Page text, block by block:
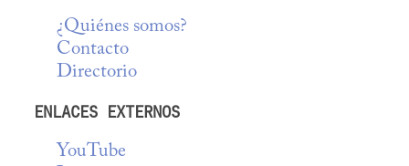
¿Quiénes somos?
Contacto
Directorio
ENLACES EXTERNOS
YouTube